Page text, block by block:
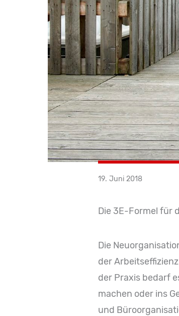
19. Juni 2018
Die 3E-Formel für
Die
der
der Praxis bedarf
machen oder ins
und